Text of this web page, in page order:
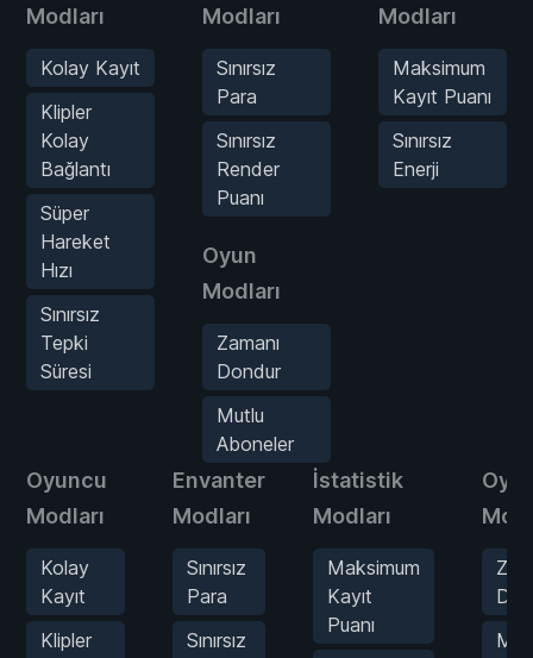
Modları
Kolay Kayıt
Klipler
Kolay
Bağlantı
Süper
Hareket
Hızı
Sınırsız
Tepki
Süresi
Modları
Sınırsız
Para
Sınırsız
Render
Puanı
Oyun
Modları
Zamanı
Dondur
Mutlu
Aboneler
Modları
Maksimum
Kayıt Puanı
Sınırsız
Enerji
Oyuncu
Modları
Kolay
Kayıt
Klipler
Envanter
Modları
Sınırsız
Para
Sınırsız
İstatistik
Modları
Maksimum
Kayıt
Puanı